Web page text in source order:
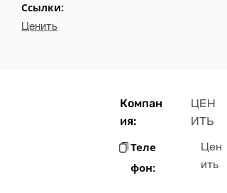
Ссылки:
Ценить
Компан
ия:
ЦЕН
ИТЬ
Теле
фон:
Цен
ить